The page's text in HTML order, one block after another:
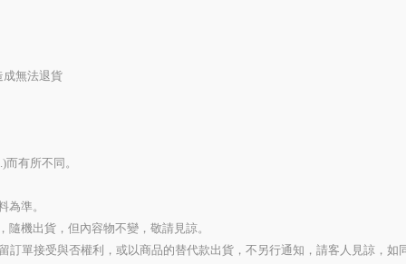
成無法退貨
有所不同。
準。
機出貨，但內容物不變，敬請見諒。
單接受與否權利，或以商品的替代款出貨，不另行通知，請客人見諒，如